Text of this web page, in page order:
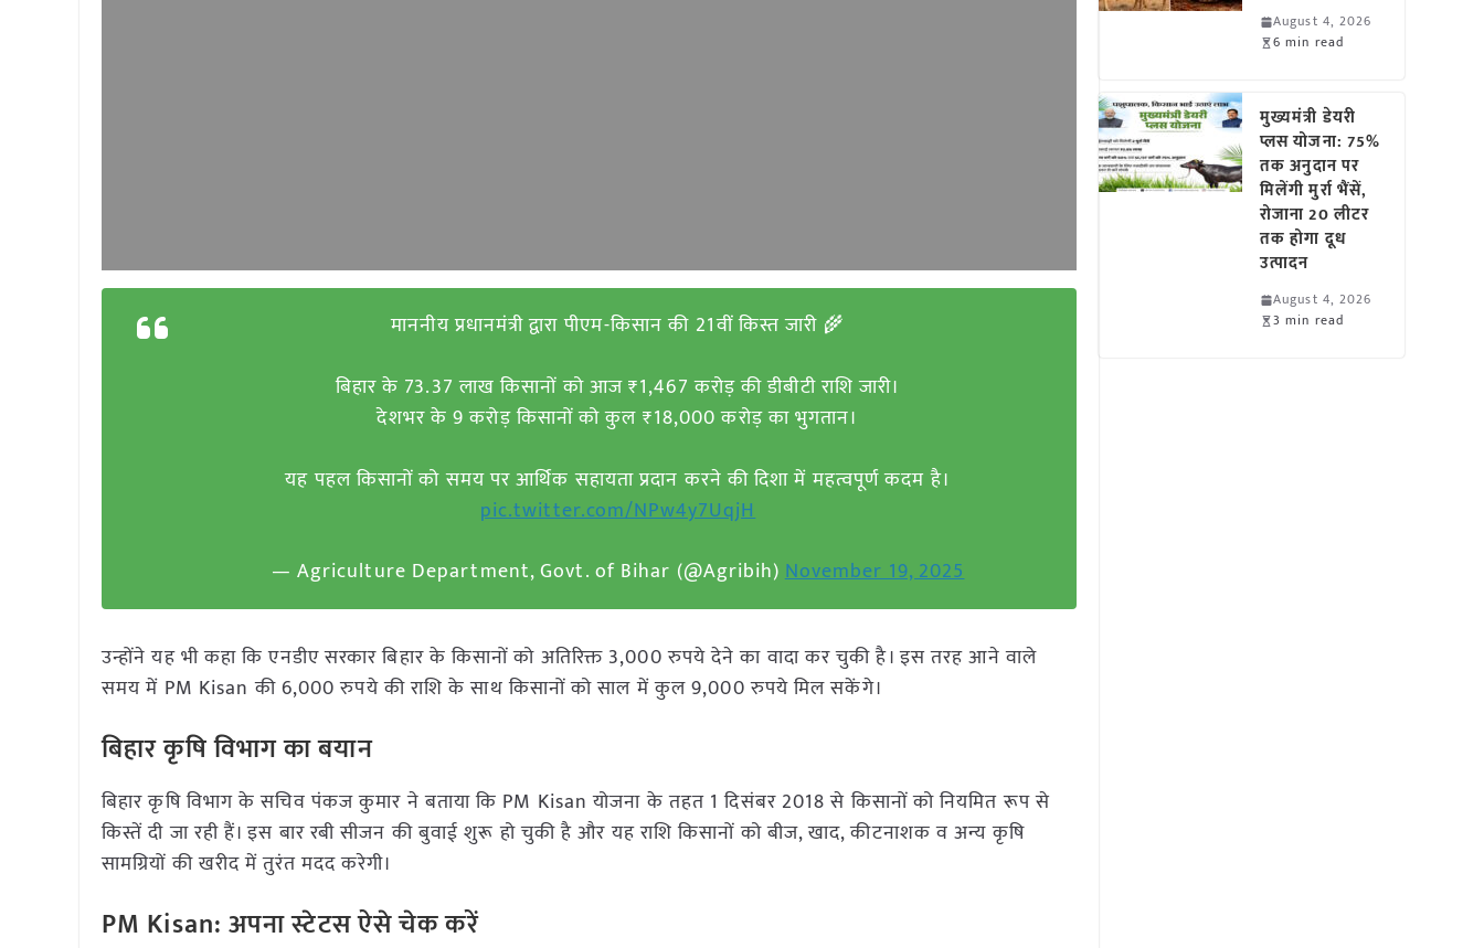
माननीय प्रधानमंत्री द्वारा पीएम-किसान की 21वीं किस्त जारी 🌾
बिहार के 73.37 लाख किसानों को आज ₹1,467 करोड़ की डीबीटी राशि जारी।
देशभर के 9 करोड़ किसानों को कुल ₹18,000 करोड़ का भुगतान।
यह पहल किसानों को समय पर आर्थिक सहायता प्रदान करने की दिशा में महत्वपूर्ण कदम है।
pic.twitter.com/NPw4y7UqjH
— Agriculture Department, Govt. of Bihar (@Agribih) November 19, 2025
उन्होंने यह भी कहा कि एनडीए सरकार बिहार के किसानों को अतिरिक्त 3,000 रुपये देने का वादा कर चुकी है। इस तरह आने वाले
समय में PM Kisan की 6,000 रुपये की राशि के साथ किसानों को साल में कुल 9,000 रुपये मिल सकेंगे।
बिहार कृषि विभाग का बयान
बिहार कृषि विभाग के सचिव पंकज कुमार ने बताया कि PM Kisan योजना के तहत 1 दिसंबर 2018 से किसानों को नियमित रूप से
किस्तें दी जा रही हैं। इस बार रबी सीजन की बुवाई शुरू हो चुकी है और यह राशि किसानों को बीज, खाद, कीटनाशक व अन्य कृषि
सामग्रियों की खरीद में तुरंत मदद करेगी।
PM Kisan: अपना स्टेटस ऐसे चेक करें
August 4, 2026
6 min read
मुख्यमंत्री डेयरी
प्लस योजना: 75%
तक अनुदान पर
मिलेंगी मुर्रा भैंसें,
रोजाना 20 लीटर
तक होगा दूध
उत्पादन
August 4, 2026
3 min read